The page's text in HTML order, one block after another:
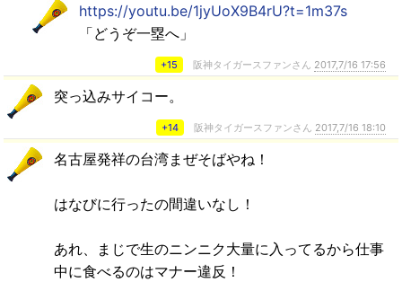
https://youtu.be/1jyUoX9B4rU?t=1m37s
「どうぞ一塁へ」
+15 阪神タイガースファンさん 2017,7/16 17:56
突っ込みサイコー。
+14 阪神タイガースファンさん 2017,7/16 18:10
名古屋発祥の台湾まぜそばやね！
はなびに行ったの間違いなし！
あれ、まじで生のニンニク大量に入ってるから仕事
中に食べるのはマナー違反！